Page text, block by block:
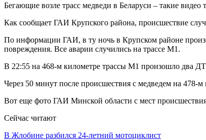
Бегающие возле трасс медведи в Беларуси – такие
Как сообщает ГАИ Крупского района, происшествие
По информации ГАИ, в ту ночь в Крупском районе
повреждения. Все аварии случились на трассе М1.
В 22:55 на 468-м километре трассы М1 произошло два
Через 50 минут после происшествия с медведем на
Вот еще фото ГАИ Минской области с мест
Сейчас читают
В Жлобине разбился 24-летний мотоциклист